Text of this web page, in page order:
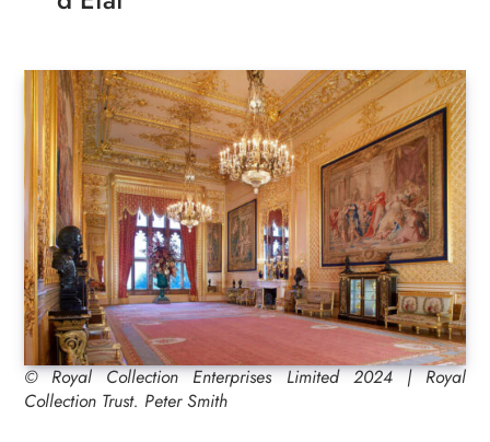
© Royal Collection Enterprises Limited 2024 | Royal
Collection Trust. Peter Smith